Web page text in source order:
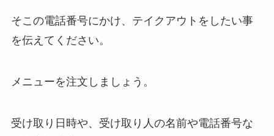
そこの電話番号にかけ、テイクアウトをしたい事
を伝えてください。
メニューを注文しましょう。
受け取り日時や、受け取り人の名前や電話番号な